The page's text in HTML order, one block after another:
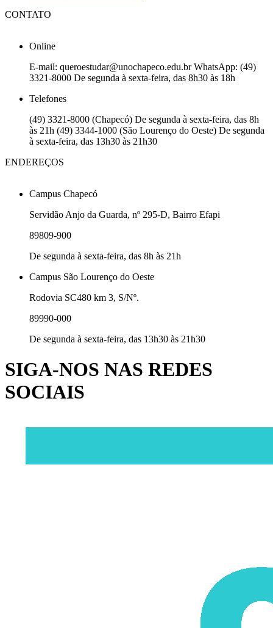
CONTATO
Online
E-mail: queroestudar@unochapeco.edu.br WhatsApp: (49)
3321-8000 De segunda à sexta-feira, das 8h30 às 18h
Telefones
(49) 3321-8000 (Chapecó) De segunda à sexta-feira, das 8h
às 21h (49) 3344-1000 (São Lourenço do Oeste) De segunda
à sexta-feira, das 13h30 às 21h30
ENDEREÇOS
Campus Chapecó
Servidão Anjo da Guarda, nº 295-D, Bairro Efapi
89809-900
De segunda à sexta-feira, das 8h às 21h
Campus São Lourenço do Oeste
Rodovia SC480 km 3, S/Nº.
89990-000
De segunda à sexta-feira, das 13h30 às 21h30
SIGA-NOS NAS REDES
SOCIAIS